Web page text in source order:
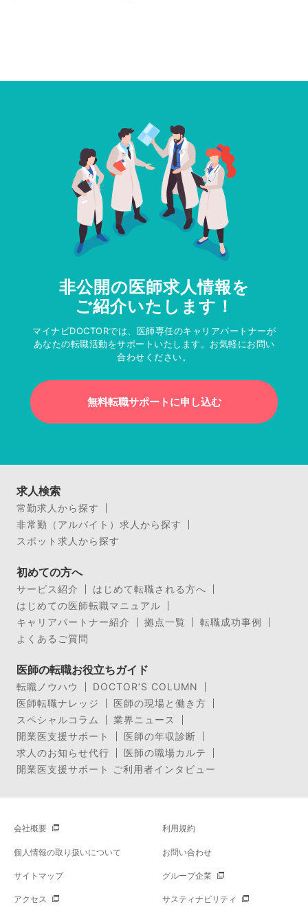
非公開の医師求人情報を
ご紹介いたします！
マイナビDOCTORでは、医師専任のキャリアパートナーが
あなたの転職活動をサポートいたします。お気軽にお問い
合わせください。
無料転職サポートに申し込む
求人検索
常勤求人から探す
非常勤（アルバイト）求人から探す
スポット求人から探す
初めての方へ
サービス紹介
はじめて転職される方へ
はじめての医師転職マニュアル
キャリアパートナー紹介
拠点一覧
転職成功事例
よくあるご質問
医師の転職お役立ちガイド
転職ノウハウ
DOCTOR’S COLUMN
医師転職ナレッジ
医師の現場と働き方
スペシャルコラム
業界ニュース
開業医支援サポート
医師の年収診断
求人のお知らせ代行
医師の職場カルテ
開業医支援サポート ご利用者インタビュー
会社概要 利用規約
個人情報の取り扱いについて お問い合わせ
サイトマップ グループ企業
アクセス サスティナビリティ